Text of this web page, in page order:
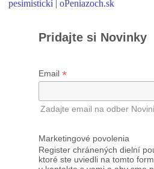
pesimistickí | oPeniazoch.sk
Pridajte si Novinky
Email *
Zadajte email na odber
Marketingové povolenia
Register chránených dielní
ktoré ste uviedli na tomto